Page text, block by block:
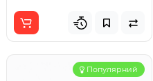
Популярний